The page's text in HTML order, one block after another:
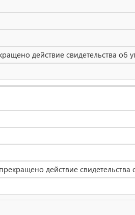
действие свидетельства
действие